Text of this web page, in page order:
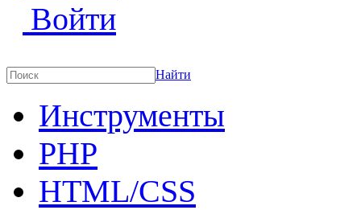
Войти
Найти
Инструменты
PHP
HTML/CSS